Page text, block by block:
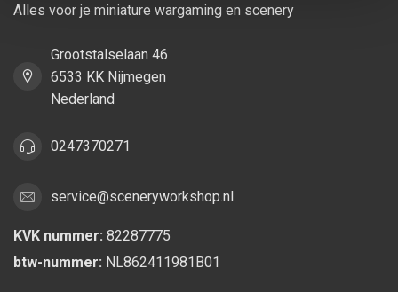
Alles voor je miniature wargaming en scenery
Grootstalselaan 46
6533 KK Nijmegen
Nederland
0247370271
service@sceneryworkshop.nl
KVK nummer: 82287775
btw-nummer: NL862411981B01